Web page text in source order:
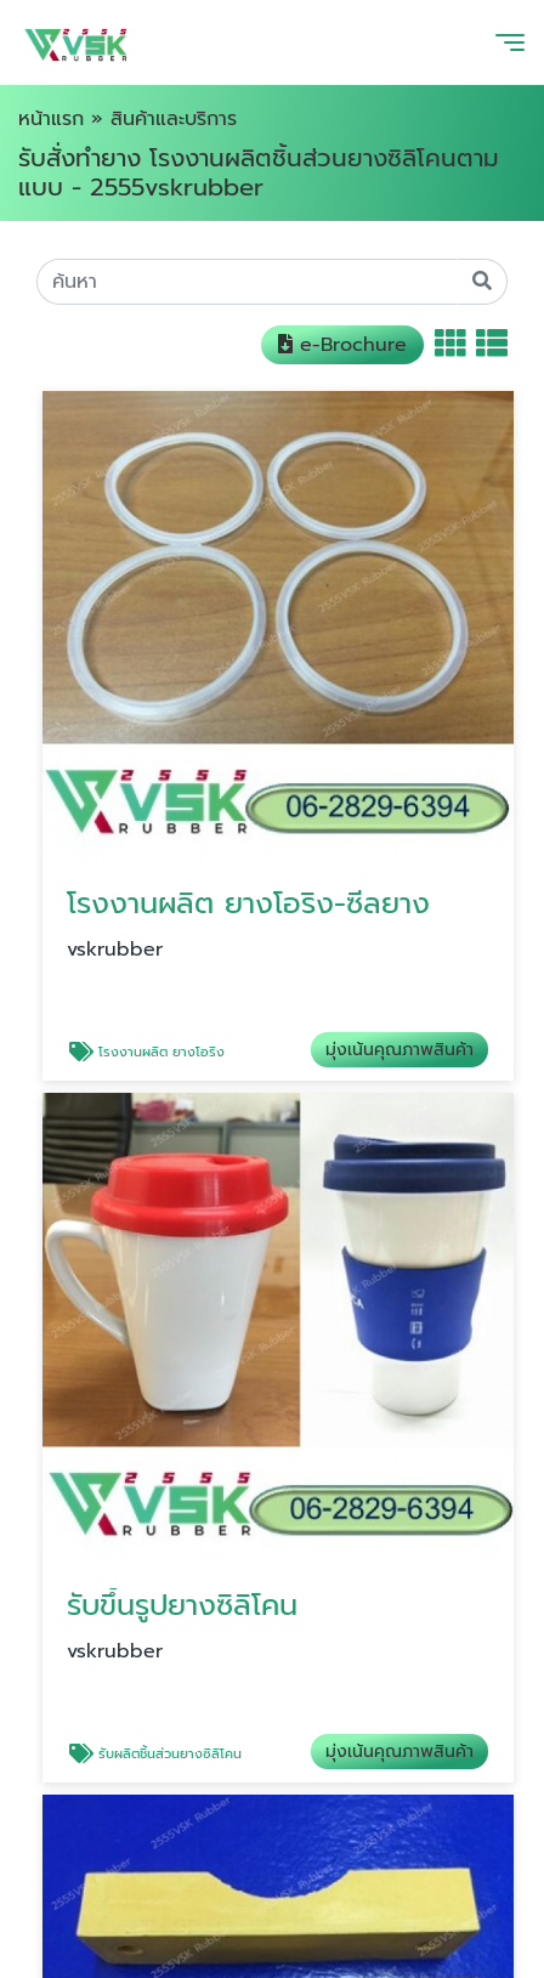
หน้าแรก » สินค้าและบริการ
รับสั่งทำยาง โรงงานผลิตชิ้นส่วนยางซิลิโคนตาม
แบบ - 2555vskrubber
e-Brochure
โรงงานผลิต ยางโอริง-ซีลยาง
vskrubber
โรงงานผลิต ยางโอริง มุ่งเน้นคุณภาพสินค้า
รับขึ้นรูปยางซิลิโคน
vskrubber
รับผลิตชิ้นส่วนยางซิลิโคน มุ่งเน้นคุณภาพสินค้า